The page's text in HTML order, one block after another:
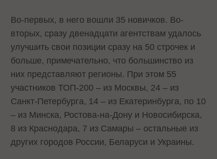
Во-первых, в него вошли 35 новичков. Во-
вторых, сразу двенадцати агентствам удалось
улучшить свои позиции сразу на 50 строчек и
больше, примечательно, что большинство из
них представляют регионы. При этом 55
участников ТОП-200 – из Москвы, 24 – из
Санкт-Петербурга, 14 – из Екатеринбурга, по 10
– из Минска, Ростова-на-Дону и Новосибирска,
8 из Краснодара, 7 из Самары – остальные из
других городов России, Беларуси и Украины.